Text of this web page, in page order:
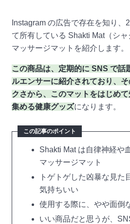
Instagram の広告で存在を知り、
て所有している Shakti Mat（シ
マッサージマットを紹介します。
この商品は、定期的に SNS で話
ルエンサーに紹介されており、
クさから、このマットをはじめ
集める健康グッズになります。
この記事のポイント
Shakti Mat は自律神経や
マッサージマット
トゲトゲした凶暴な見た
気持ちいい
使用する際に、やや面倒
いい商品だと思うが、